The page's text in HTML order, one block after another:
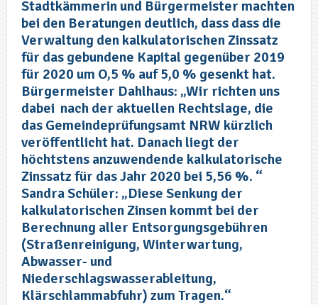
Stadtkämmerin und Bürgermeister machten
bei den Beratungen deutlich, dass dass die
Verwaltung den kalkulatorischen Zinssatz
für das gebundene Kapital gegenüber 2019
für 2020 um O,5 % auf 5,0 % gesenkt hat.
Bürgermeister Dahlhaus: „Wir richten uns
dabei nach der aktuellen Rechtslage, die
das Gemeindeprüfungsamt NRW kürzlich
veröffentlicht hat. Danach liegt der
höchtstens anzuwendende kalkulatorische
Zinssatz für das Jahr 2020 bei 5,56 %. “
Sandra Schüler: „Diese Senkung der
kalkulatorischen Zinsen kommt bei der
Berechnung aller Entsorgungsgebühren
(Straßenreinigung, Winterwartung,
Abwasser- und
Niederschlagswasserableitung,
Klärschlammabfuhr) zum Tragen.“